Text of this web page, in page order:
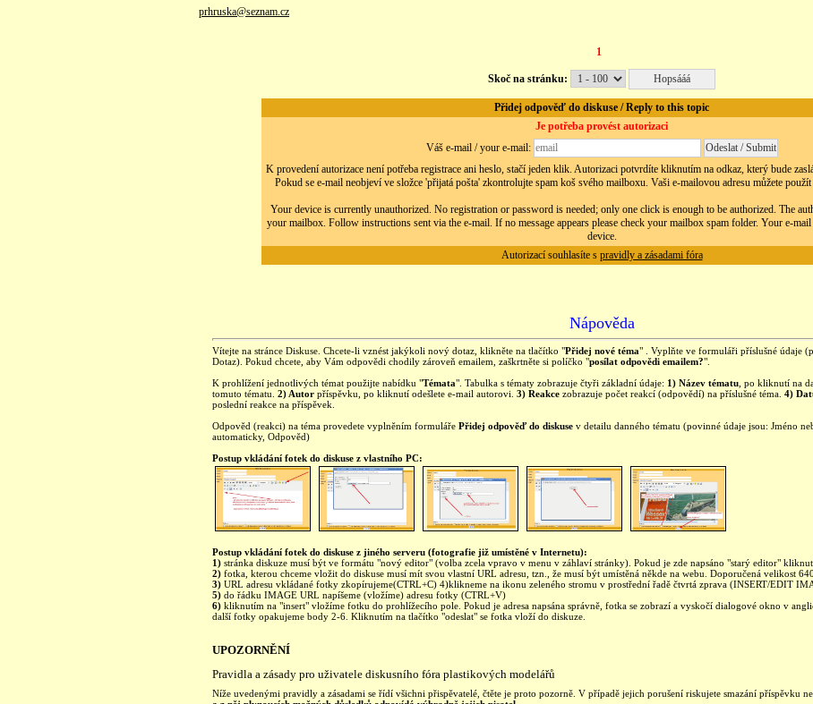
prhruska@seznam.cz
1
Skoč na stránku:
Přidej odpověď do diskuse / Reply to this topic
Je potřeba provést autorizaci
Váš e-mail / your e-mail:
K provedení autorizace není potřeba registrace ani heslo, stačí jeden klik. Autorizaci potvrdíte kliknutím na odkaz, který bude
Pokud se e-mail neobjeví ve složce 'přijatá pošta' zkontrolujte spam koš svého mailboxu. Vaši e-mailovou adresu můžete
Your device is currently unauthorized. No registration or password is needed; only one click is enough to be authorized. The
your mailbox. Follow instructions sent via the e-mail. If no message appears please check your mailbox spam folder. Your e-mail
device.
Autorizací souhlasíte s pravidly a zásadami fóra
Nápověda
Vítejte na stránce Diskuse. Chcete-li vznést jakýkoli nový dotaz, klikněte na tlačítko "Přidej nové téma" . Vyplňte ve formuláři příslušné údaje
Dotaz). Pokud chcete, aby Vám odpovědi chodily zároveň emailem, zaškrtněte si políčko "posílat odpovědi emailem?".
K prohlížení jednotlivých témat použijte nabídku "Témata". Tabulka s tématy zobrazuje čtyři základní údaje: 1) Název tématu , po kliknutí na
tomuto tématu. 2) Autor příspěvku, po kliknutí odešlete e-mail autorovi. 3) Reakce zobrazuje počet reakcí (odpovědí) na příslušné téma. 4)
poslední reakce na příspěvek.
Odpověd (reakci) na téma provedete vyplněním formuláře Přidej odpověď do diskuse v detailu danného tématu (povinné údaje jsou: Jméno
automaticky, Odpověd)
Postup vkládání fotek do diskuse z vlastního PC:
Postup vkládání fotek do diskuse z jiného serveru (fotografie již umístěné v Internetu):
1) stránka diskuze musí být ve formátu "nový editor" (volba zcela vpravo v menu v záhlaví stránky). Pokud je zde napsáno "starý editor"
2) fotka, kterou chceme vložit do diskuse musí mít svou vlastní URL adresu, tzn., že musí být umístěná někde na webu. Doporučená velikost
3) URL adresu vkládané fotky zkopírujeme(CTRL+C) 4)klikneme na ikonu zeleného stromu v prostřední řadě čtvrtá zprava (INSERT/EDIT
5) do řádku IMAGE URL napíšeme (vložíme) adresu fotky (CTRL+V)
6) kliknutím na "insert" vložíme fotku do prohlížecího pole. Pokud je adresa napsána správně, fotka se zobrazí a vyskočí dialogové okno v
další fotky opakujeme body 2-6. Kliknutím na tlačítko "odeslat" se fotka vloží do diskuze.
UPOZORNĚNÍ
Pravidla a zásady pro uživatele diskusního fóra plastikových modelářů
Níže uvedenými pravidly a zásadami se řídí všichni přispěvatelé, čtěte je proto pozorně. V případě jejich porušení riskujete smazání příspěvku